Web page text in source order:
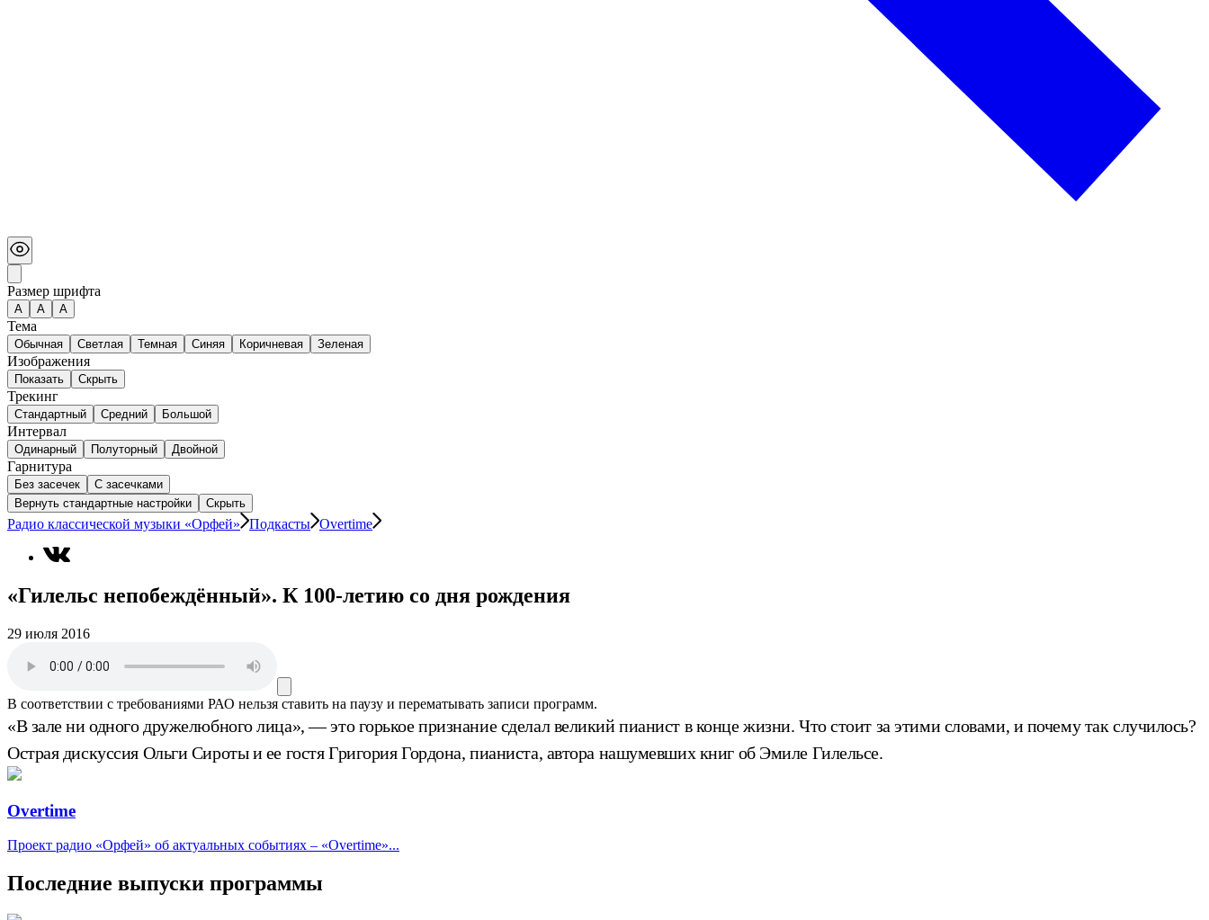
Размер шрифта
А A A
Тема
Обычная Светлая Темная Синяя Коричневая Зеленая
Изображения
Показать Скрыть
Трекинг
Стандартный Средний Большой
Интервал
Одинарный Полуторный Двойной
Гарнитура
Без засечек
С засечками
Вернуть стандартные настройки
Скрыть
Радио классической музыки «Орфей» Подкасты Overtime
«Гилельс непобеждённый». К 100-летию со дня рождения
29 июля 2016
В соответствии с требованиями РАО нельзя ставить на паузу и перематывать записи программ.
«В зале ни одного дружелюбного лица», — это горькое признание сделал великий пианист в конце жизни. Что стоит за этими словами, и почему так случилось?
Острая дискуссия Ольги Сироты и ее гостя Григория Гордона, пианиста, автора нашумевших книг об Эмиле Гилельсе.
Overtime
Проект радио «Орфей» об актуальных событиях – «Overtime»...
Последние выпуски программы